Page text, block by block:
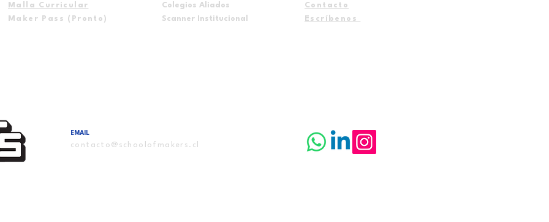
Malla Curricular
Maker Pass (Pronto)
Colegios Aliados
Scanner Institucional
EMAIL
contacto@schoolofmakers.cl
Contacto
Escríbenos